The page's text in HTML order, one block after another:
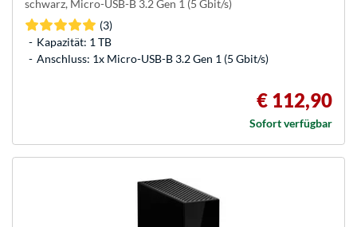
schwarz, Micro-USB-B 3.2 Gen 1 (5 Gbit/s)
(3)
Kapazität: 1 TB
Anschluss: 1x Micro-USB-B 3.2 Gen 1 (5 Gbit/s)
€ 112,90
Sofort verfügbar